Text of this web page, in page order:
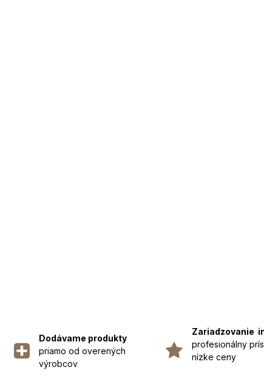
Dodávame produkty
priamo od overených
výrobcov
Zariadzovanie
profesionálny
nízke ceny